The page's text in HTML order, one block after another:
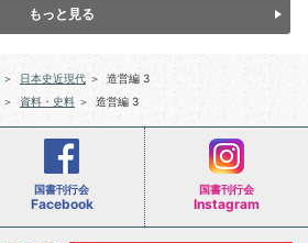
もっと見る
＞ 日本史近現代 ＞
造営編 3
＞ 資料・史料 ＞ 造営編 3
国書刊行会
Facebook
国書刊行会
Instagram